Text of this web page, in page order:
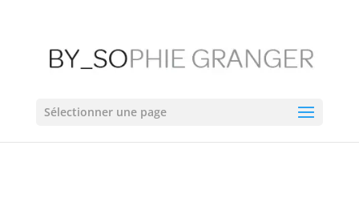
Sélectionner une page